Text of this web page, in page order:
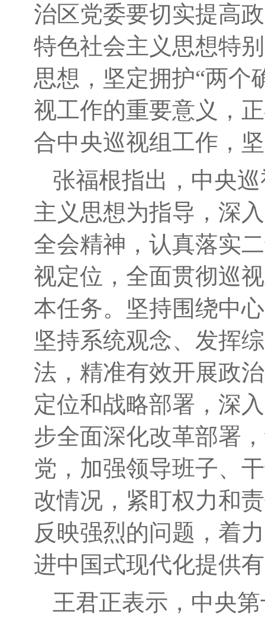
治区党委要切实提高
特色社会主义思想特
思想，坚定拥护“两个
视工作的重要意义，
合中央巡视组工作，
张福根指出， 中央
主义思想为指导 ，深
全会精神，认真落实
视定位，全面贯彻巡
本任务。 坚持围绕中
坚持系统观念、发挥
法，精准有效开展政
定位和战略部署， 深
步全面深化改革部署
党，加强领导班子、
改情况 ，紧盯权力和
反映强烈的问题，着
进中国式现代化提供
王君正表示，中央